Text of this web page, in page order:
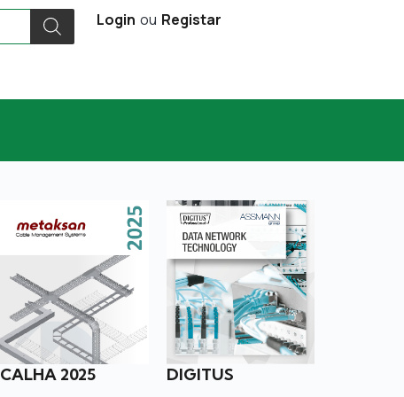
Login ou Registar
CALHA 2025 DIGITUS